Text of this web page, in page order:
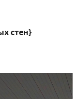
стен}